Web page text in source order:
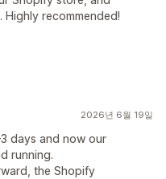
Highly recommended!
2026년 6월 19일
days and now our
running.
the Shopify